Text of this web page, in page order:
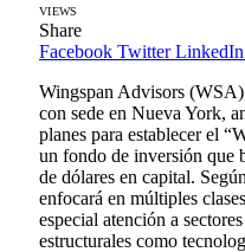
VIEWS
Share
Facebook Twitter LinkedIn
Wingspan Advisors
con sede en Nueva York,
planes para establecer el
un fondo de inversión que
de dólares en capital.
enfocará en múltiples
especial atención a
estructurales como